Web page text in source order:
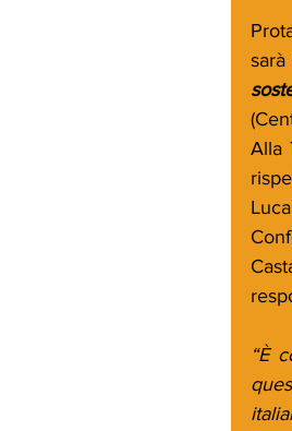
Alla
“È